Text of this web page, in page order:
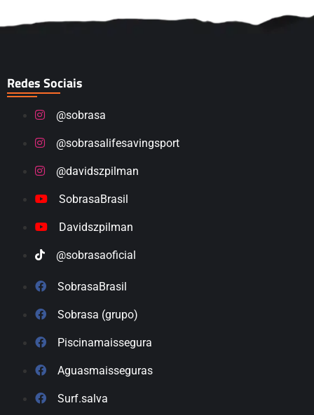
Redes Sociais
@sobrasa
@sobrasalifesavingsport
@davidszpilman
SobrasaBrasil
Davidszpilman
@sobrasaoficial
SobrasaBrasil
Sobrasa (grupo)
Piscinamaissegura
Aguasmaisseguras
Surf.salva